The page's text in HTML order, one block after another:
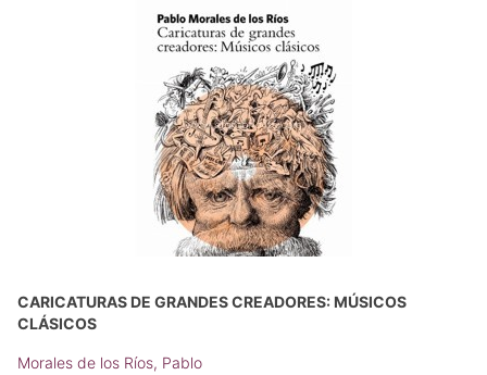
CARICATURAS DE GRANDES CREADORES: MÚSICOS
CLÁSICOS
Morales de los Ríos, Pablo